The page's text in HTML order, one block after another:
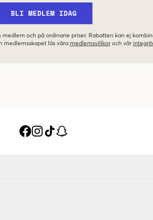
BLI MEDLEM IDAG
och på ordinarie priser. Rabatten kan ej
medlemsskapet läs våra medlemsvillkor och vår